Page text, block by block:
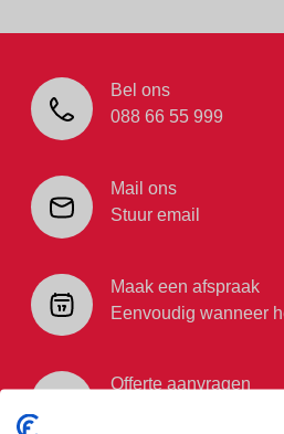
Bel ons
088 66 55 999
Mail ons
Stuur email
Maak een afspraak
Eenvoudig wanneer
Offerte aanvragen